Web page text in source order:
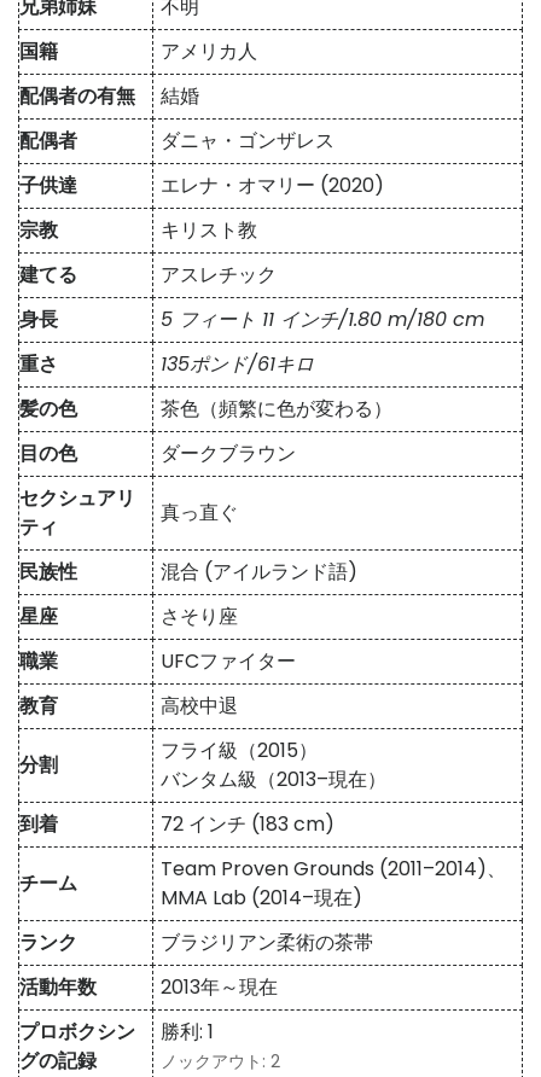
兄弟姉妹
不明
国籍
アメリカ人
配偶者の有無
結婚
配偶者
ダニャ・ゴンザレス
子供達
エレナ・オマリー (2020)
宗教
キリスト教
建てる
アスレチック
身長
5 フィート 11 インチ/1.80 m/180 cm
重さ
135ポンド/61キロ
髪の色
茶色（頻繁に色が変わる）
目の色
ダークブラウン
セクシュアリ
ティ
真っ直ぐ
民族性
混合 (アイルランド語)
星座
さそり座
職業
UFCファイター
教育
高校中退
分割
フライ級（2015）
バンタム級（2013–現在）
到着
72 インチ (183 cm)
チーム
Team Proven Grounds (2011–2014)、
MMA Lab (2014–現在)
ランク
ブラジリアン柔術の茶帯
活動年数
2013年～現在
プロボクシン
グの記録
勝利: 1
ノックアウト: 2